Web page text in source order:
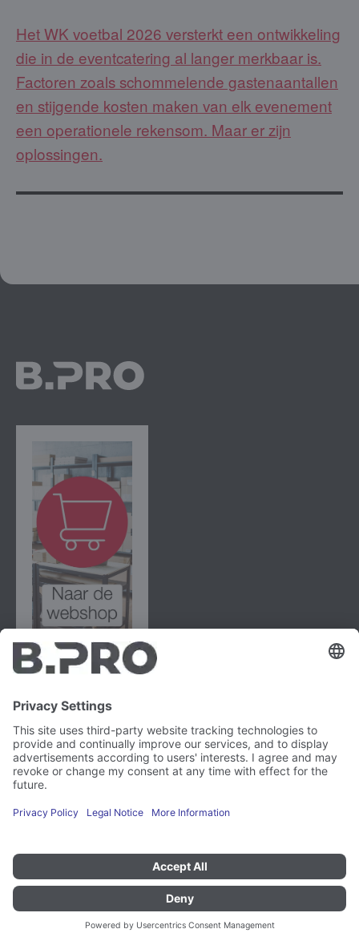
Het WK voetbal 2026 versterkt een ontwikkeling
die in de eventcatering al langer merkbaar is.
Factoren zoals schommelende gastenaantallen
en stijgende kosten maken van elk evenement
een operationele rekensom. Maar er zijn
oplossingen.
B.PRO GmbH
Flehinger Straße 59
75038 Oberderdingen
Impressum
Gegevensbescherming
Kwetsbaarheidsrapport
Instagram
LinkedIn
YouTube